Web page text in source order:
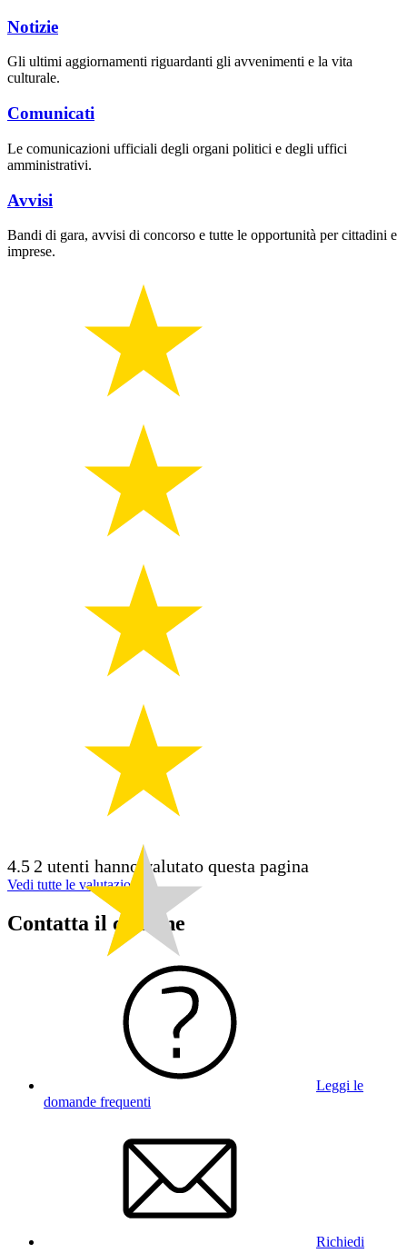
Notizie
Gli ultimi aggiornamenti riguardanti gli avvenimenti e la vita
culturale.
Comunicati
Le comunicazioni ufficiali degli organi politici e degli uffici
amministrativi.
Avvisi
Bandi di gara, avvisi di concorso e tutte le opportunità per cittadini e
imprese.
4.5 2 utenti hanno valutato questa pagina
Vedi tutte le valutazioni
Contatta il comune
Leggi le
domande frequenti
Richiedi